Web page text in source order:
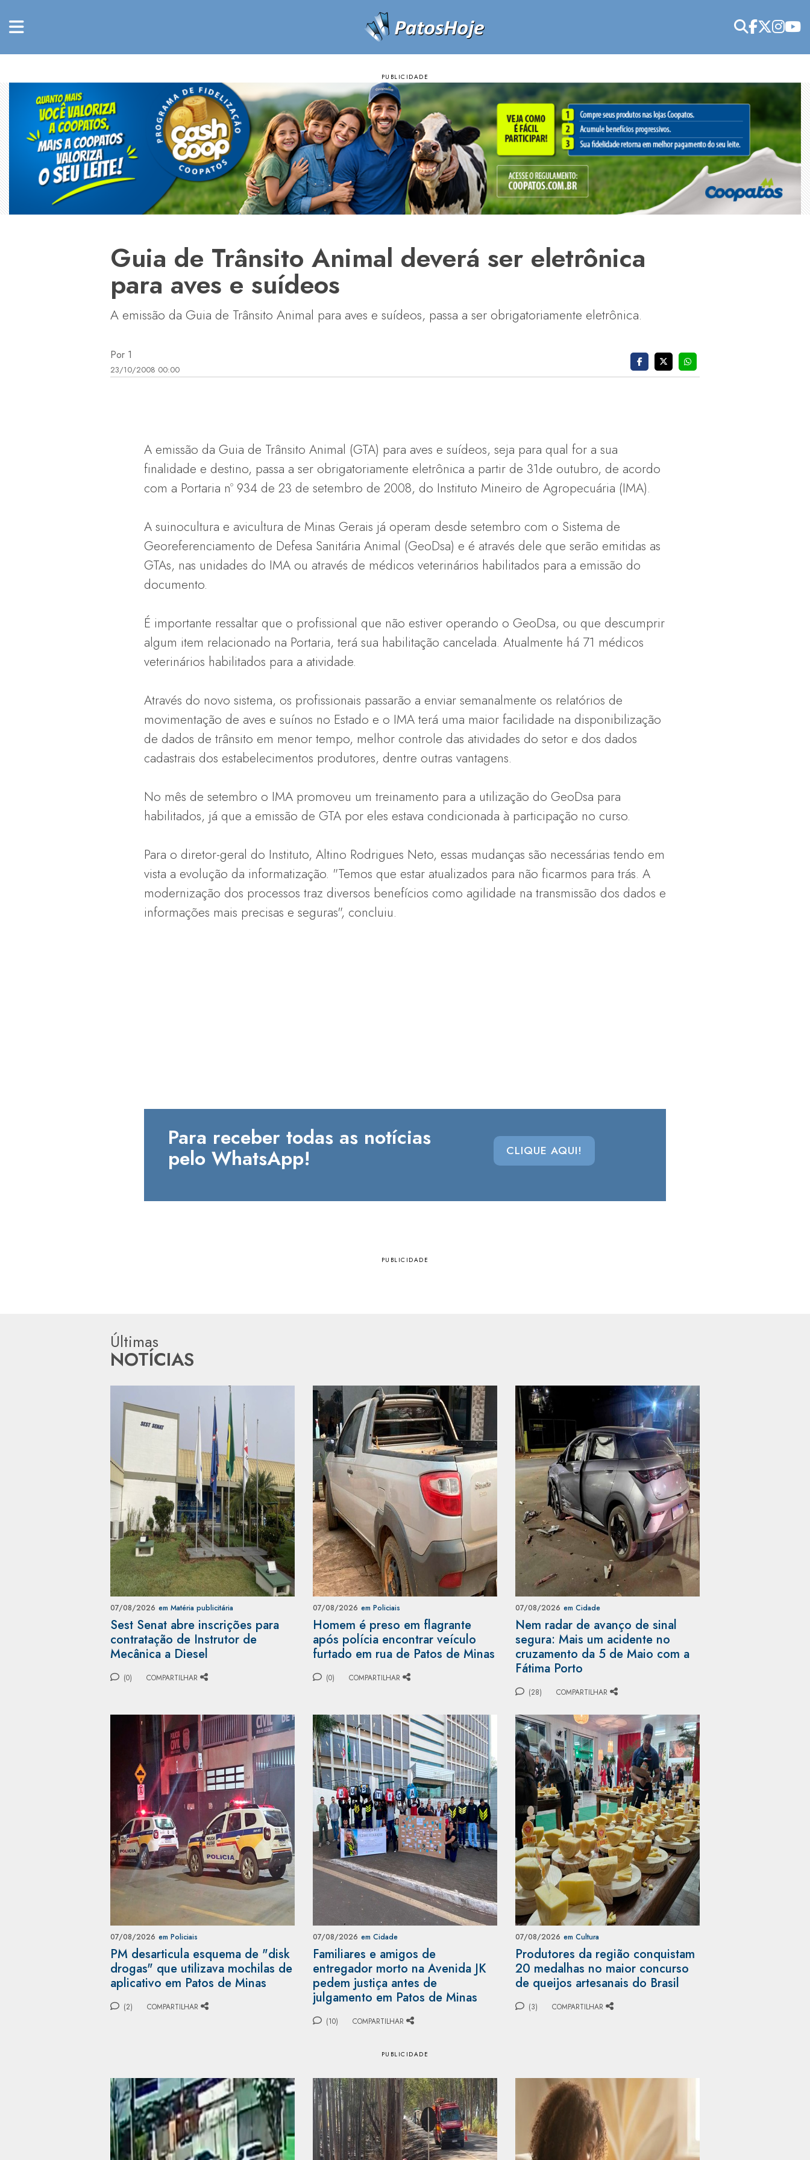
Guia de Trânsito Animal deverá ser eletrônica
para aves e suídeos
A emissão da Guia de Trânsito Animal para aves e suídeos, passa a ser obrigatoriamente eletrônica.
Por 1
23/10/2008 00:00
A emissão da Guia de Trânsito Animal (GTA) para aves e suídeos, seja para qual for a sua
finalidade e destino, passa a ser obrigatoriamente eletrônica a partir de 31de outubro, de acordo
com a Portaria nº 934 de 23 de setembro de 2008, do Instituto Mineiro de Agropecuária (IMA).
A suinocultura e avicultura de Minas Gerais já operam desde setembro com o Sistema de
Georeferenciamento de Defesa Sanitária Animal (GeoDsa) e é através dele que serão emitidas as
GTAs, nas unidades do IMA ou através de médicos veterinários habilitados para a emissão do
documento.
É importante ressaltar que o profissional que não estiver operando o GeoDsa, ou que descumprir
algum item relacionado na Portaria, terá sua habilitação cancelada. Atualmente há 71 médicos
veterinários habilitados para a atividade.
Através do novo sistema, os profissionais passarão a enviar semanalmente os relatórios de
movimentação de aves e suínos no Estado e o IMA terá uma maior facilidade na disponibilização
de dados de trânsito em menor tempo, melhor controle das atividades do setor e dos dados
cadastrais dos estabelecimentos produtores, dentre outras vantagens.
No mês de setembro o IMA promoveu um treinamento para a utilização do GeoDsa para
habilitados, já que a emissão de GTA por eles estava condicionada à participação no curso.
Para o diretor-geral do Instituto, Altino Rodrigues Neto, essas mudanças são necessárias tendo em
vista a evolução da informatização. "Temos que estar atualizados para não ficarmos para trás. A
modernização dos processos traz diversos benefícios como agilidade na transmissão dos dados e
informações mais precisas e seguras", concluiu.
Para receber todas as notícias
pelo WhatsApp! CLIQUE AQUI!
Últimas
NOTÍCIAS
07/08/2026 em Matéria publicitária
Sest Senat abre inscrições para
contratação de Instrutor de
Mecânica a Diesel
(0) COMPARTILHAR
07/08/2026 em Policiais
Homem é preso em flagrante
após polícia encontrar veículo
furtado em rua de Patos de Minas
(0) COMPARTILHAR
07/08/2026 em Cidade
Nem radar de avanço de sinal
segura: Mais um acidente no
cruzamento da 5 de Maio com a
Fátima Porto
(28) COMPARTILHAR
07/08/2026 em Policiais
PM desarticula esquema de "disk
drogas" que utilizava mochilas de
aplicativo em Patos de Minas
(2) COMPARTILHAR
07/08/2026 em Cidade
Familiares e amigos de
entregador morto na Avenida JK
pedem justiça antes de
julgamento em Patos de Minas
(10) COMPARTILHAR
07/08/2026 em Cultura
Produtores da região conquistam
20 medalhas no maior concurso
de queijos artesanais do Brasil
(3) COMPARTILHAR